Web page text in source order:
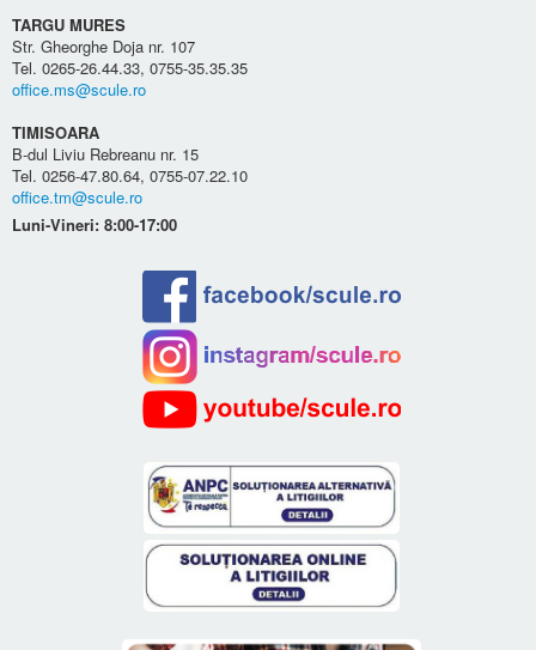
TARGU MURES
Str. Gheorghe Doja nr. 107
Tel. 0265-26.44.33, 0755-35.35.35
office.ms@scule.ro
TIMISOARA
B-dul Liviu Rebreanu nr. 15
Tel. 0256-47.80.64, 0755-07.22.10
office.tm@scule.ro
Luni-Vineri: 8:00-17:00